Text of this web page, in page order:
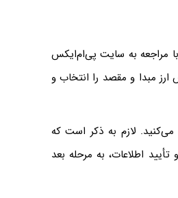
مراجعه به سایت پی‌ام‌ایکس
مبدا و مقصد را انتخاب و
لازم به ذکر است که
اطلاعات، به مرحله بعد